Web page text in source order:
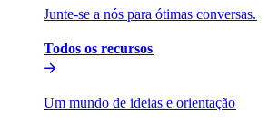
Junte-se a nós para ótimas conversas.​​
Todos os recursos​​
Um mundo de ideias e orientação​​